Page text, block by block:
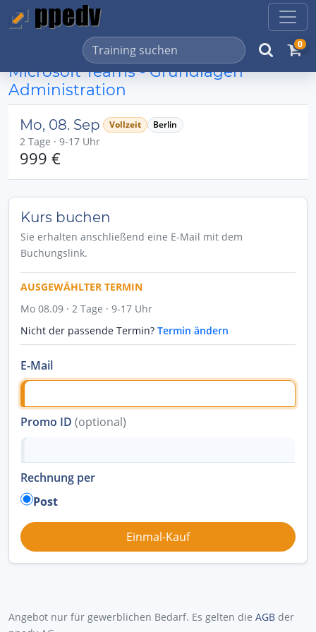
0
Microsoft Teams - Grundlagen
Administration
Mo, 08. Sep Vollzeit Berlin
2 Tage · 9-17 Uhr
999 €
Kurs buchen
Sie erhalten anschließend eine E-Mail mit dem
Buchungslink.
AUSGEWÄHLTER TERMIN
Mo 08.09 · 2 Tage · 9-17 Uhr
Nicht der passende Termin? Termin ändern
E-Mail
Promo ID (optional)
Rechnung per
Post
Angebot nur für gewerblichen Bedarf. Es gelten die AGB der